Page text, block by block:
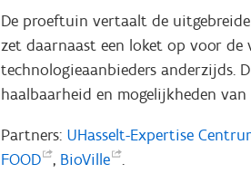
De proeftuin vertaalt de
zet daarnaast een loket op voor de
technologieaanbieders anderzijds.
haalbaarheid en mogelijkheden
Partners: UHasselt-Expertise
FOOD
, BioVille .